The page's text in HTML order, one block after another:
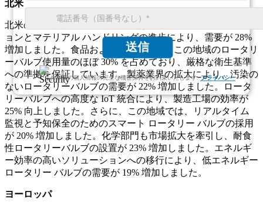
送信
お客様の個人情報の完全な機密保持をお約束いたします.プライバシー
北米
北米のロータリー バルブ市場では、主に産業オートメーシ
ョンとマテリアル ハンドリングの進歩により、需要が 28%
増加しました。食品および飲料部門は、この地域のロータリ
ーバルブ使用量のほぼ 30% を占めており、厳格な衛生基準
への準拠を保証しています。製薬業界の拡大により、汚染の
ないロータリーバルブの需要が 22% 増加しました。ロータ
リーバルブへの高度な IoT 統合により、製造工場の効率が
25% 向上しました。さらに、この地域では、リアルタイム
監視と予知保全のためのスマート ロータリー バルブの採用
が 20% 増加しました。化学部門も市場拡大を牽引し、耐食
性ロータリーバルブの設置が 23% 増加しました。エネルギ
ー効率の高いソリューションへの移行により、低エネルギー
ロータリー バルブの需要が 19% 増加しました。
ヨーロッパ